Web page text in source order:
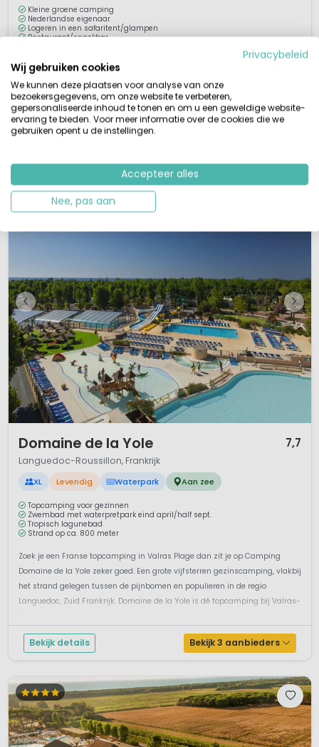
Kleine groene camping
Nederlandse eigenaar
Logeren in een safaritent/glampen
Restaurant/snackbar
Tussen de Duitse plaatsen Bitburg en Vianden, bij het plaatsje Utscheid,
verwelkomen de Nederlandse eigenaars hun gasten op camping Drei
Spatzen. Deze kleine overzichtelijke familiecamping in de bosrijke Eifel is
helemaal opgeknapt door de nieuwe eigenaars. Hier vind je de beste mix
van natuur, cultuur, rust en activiteiten. Een gezellig kampvuur e...
Domaine de la Yole 7,7
Languedoc-Roussillon, Frankrijk
XL Levendig Waterpark Aan zee
Topcamping voor gezinnen
Zwembad met waterpretpark eind april/half sept.
Tropisch lagunebad
Strand op ca. 800 meter
Zoek je een Franse topcamping in Valras Plage dan zit je op Camping
Domaine de la Yole zeker goed. Een grote vijfsterren gezinscamping, vlakbij
het strand gelegen tussen de pijnbomen en populieren in de regio
Languedoc, Zuid Frankrijk. Domaine de la Yole is dé topcamping bij Valras-
Bekijk details Bekijk 3 aanbieders
Privacybeleid
Wij gebruiken cookies
We kunnen deze plaatsen voor analyse van onze
bezoekersgegevens, om onze website te verbeteren,
gepersonaliseerde inhoud te tonen en om u een geweldige website-
ervaring te bieden. Voor meer informatie over de cookies die we
gebruiken opent u de instellingen.
Accepteer alles
Nee, pas aan